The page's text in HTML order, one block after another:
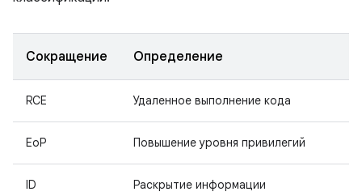
Сокращение Определение
RCE Удаленное выполнение кода
EoP Повышение уровня привилегий
ID Раскрытие информации